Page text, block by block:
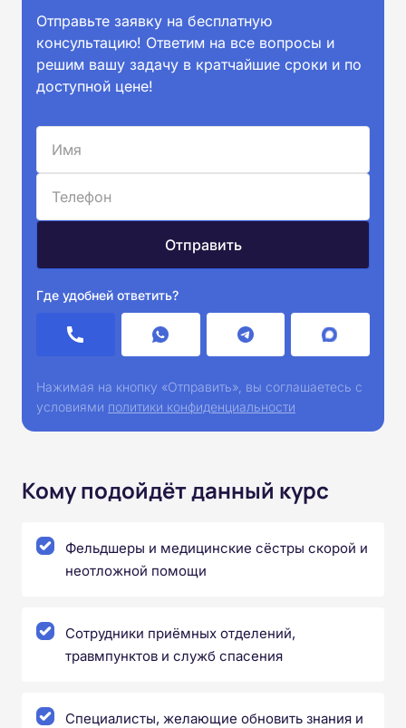
Отправьте заявку на бесплатную
консультацию! Ответим на все вопросы и
решим вашу задачу в кратчайшие сроки и по
доступной цене!
Где удобней ответить?
Нажимая на кнопку «Отправить», вы соглашаетесь с
условиями политики конфиденциальности
Кому подойдёт данный курс
Фельдшеры и медицинские сёстры скорой и
неотложной помощи
Сотрудники приёмных отделений,
травмпунктов и служб спасения
Специалисты, желающие обновить знания и